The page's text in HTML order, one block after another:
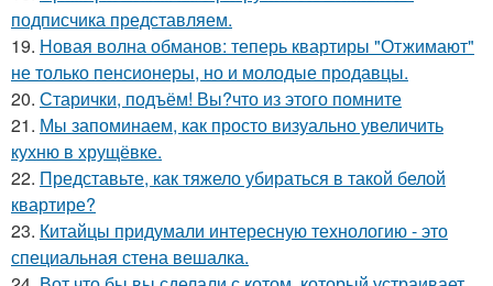
подписчика представляем.
19. Новая волна обманов: теперь квартиры "Отжимают"
не только пенсионеры, но и молодые продавцы.
20. Старички, подъём! Вы?что из этого помните
21. Мы запоминаем, как просто визуально увеличить
кухню в хрущёвке.
22. Представьте, как тяжело убираться в такой белой
квартире?
23. Китайцы придумали интересную технологию - это
специальная стена вешалка.